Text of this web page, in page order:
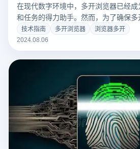
在现代数字环境中，多开浏览器已经
和任务的得力助手。然而，为了确保
运行，系统配置需求显得尤为重要。这
内存、存储以及显卡等硬件配置，而显
答显卡是否必要，并提供优化系统设
技术指南 多开浏览器
浏览器多开
2024.08.06